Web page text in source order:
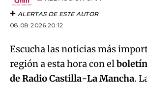
ALERTAS DE ESTE AUTOR
08.08.2026 20:12
Escucha las noticias más
región a esta hora con el
de Radio Castilla-La Mancha.